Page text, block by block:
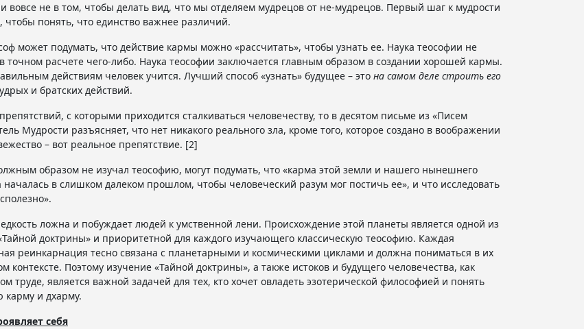
вовсе не в том, чтобы делать вид, что мы отделяем мудрецов от не-мудрецов. Первый шаг к мудрости
чтобы понять, что единство важнее различий.
может подумать, что действие кармы можно «рассчитать», чтобы узнать ее. Наука теософии не
точном расчете чего-либо. Наука теософии заключается главным образом в создании хорошей кармы.
действиям человек учится. Лучший способ «узнать» будущее – это на самом деле строить его
и братских действий.
с которыми приходится сталкиваться человечеству, то в десятом письме из «Писем
Мудрости разъясняет, что нет никакого реального зла, кроме того, которое создано в воображении
– вот реальное препятствие. [2]
образом не изучал теософию, могут подумать, что «карма этой земли и нашего нынешнего
началась в слишком далеком прошлом, чтобы человеческий разум мог постичь ее», и что исследовать
ложна и побуждает людей к умственной лени. Происхождение этой планеты является одной из
доктрины» и приоритетной для каждого изучающего классическую теософию. Каждая
реинкарнация тесно связана с планетарными и космическими циклами и должна пониматься в их
контексте. Поэтому изучение «Тайной доктрины», а также истоков и будущего человечества, как
труде, является важной задачей для тех, кто хочет овладеть эзотерической философией и понять
карму и дхарму.
себя